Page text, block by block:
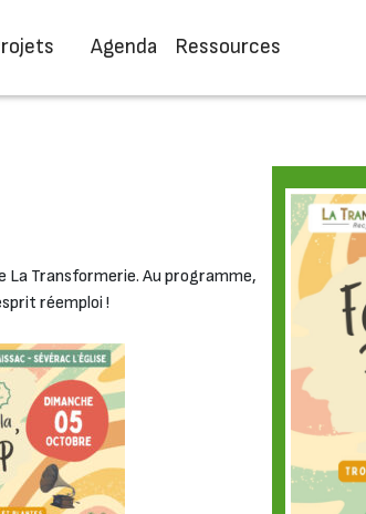
Agenda Ressources
La Transformerie. Au programme,
réemploi !